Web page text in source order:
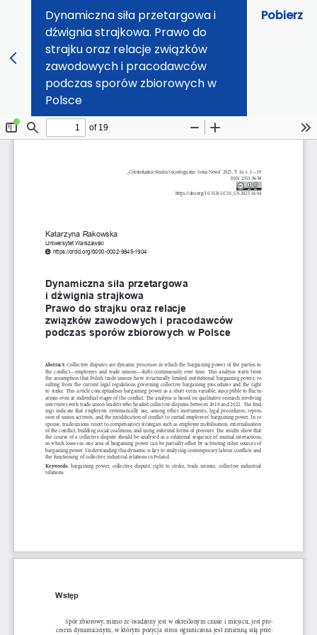
Dynamiczna siła przetargowa i
dźwignia strajkowa. Prawo do
strajku oraz relacje związków
zawodowych i pracodawców
podczas sporów zbiorowych w
Polsce
Pobierz